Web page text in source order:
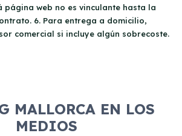
página web no es vinculante hasta la
6. Para entrega a domicilio,
comercial si incluye algún sobrecoste.
MALLORCA EN LOS
MEDIOS